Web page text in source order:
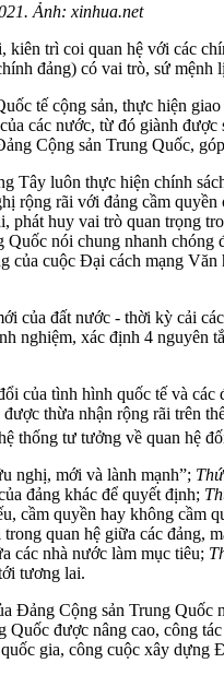
Ảnh: xinhua.net
trì coi quan hệ với các
đảng) có vai trò, sứ mệnh
tế cộng sản, thực hiện
các nước, từ đó giành
Cộng sản Trung Quốc,
Tây luôn thực hiện chính
rãi với đảng cầm
huy vai trò quan trọng
nói chung nhanh
cuộc Đại cách mạng
đất nước - thời kỳ cải
xác định 4 nguyên
của tình hình quốc tế và
thừa nhận rộng rãi trên
thống tư tưởng về quan hệ
nghị, mới và lành mạnh”;
đảng khác để quyết định;
cầm quyền hay không cầm
quan hệ giữa các đảng,
các nhà nước làm mục tiêu;
tương lai.
Đảng Cộng sản Trung
được nâng cao, công
gia, công cuộc xây